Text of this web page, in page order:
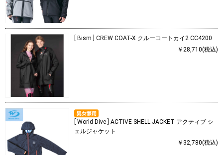
[ Bism ] CREW COAT-X クルーコートカイ2 CC4200
￥28,710(税込)
[ World Dive ] ACTIVE SHELL JACKET アクティブ シ
ェルジャケット
￥32,780(税込)